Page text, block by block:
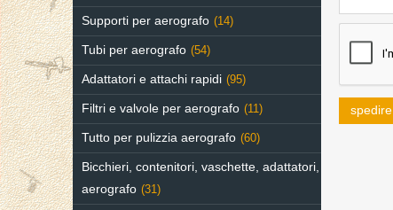
Supporti per aerografo (14)
Tubi per aerografo (54)
Adattatori e attachi rapidi (95)
Filtri e valvole per aerografo (11)
Tutto per pulizzia aerografo (60)
Bicchieri, contenitori, vaschette, adattatori,
aerografo (31)
spedire